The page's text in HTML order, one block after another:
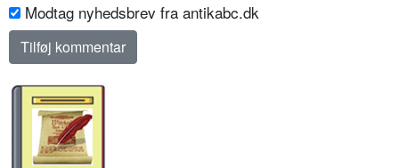
Modtag nyhedsbrev fra antikabc.dk